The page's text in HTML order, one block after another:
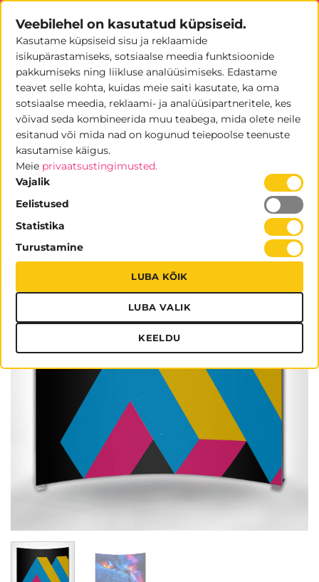
Skip
content
Kumera LED valguskasti rent
ESITLUSTARVIKUTE RENT
Veebilehel on kasutatud küpsiseid.
Kasutame küpsiseid sisu ja reklaamide
isikupärastamiseks, sotsiaalse meedia funktsioonide
pakkumiseks ning liikluse analüüsimiseks. Edastame
teavet selle kohta, kuidas meie saiti kasutate, ka oma
sotsiaalse meedia, reklaami- ja analüüsipartneritele, kes
võivad seda kombineerida muu teabega, mida olete neile
esitanud või mida nad on kogunud teiepoolse teenuste
kasutamise käigus.
Meie privaatsustingimusted.
Vajalik
Eelistused
Statistika
Turustamine
LUBA KÕIK
LUBA VALIK
KEELDU